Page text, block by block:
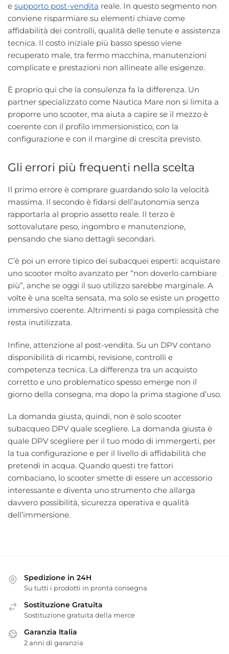
e supporto post-vendita reale. In questo segmento non
conviene risparmiare su elementi chiave come
affidabilità dei controlli, qualità delle tenute e assistenza
tecnica. Il costo iniziale più basso spesso viene
recuperato male, tra fermo macchina, manutenzioni
complicate e prestazioni non allineate alle esigenze.
È proprio qui che la consulenza fa la differenza. Un
partner specializzato come Nautica Mare non si limita a
proporre uno scooter, ma aiuta a capire se il mezzo è
coerente con il profilo immersionistico, con la
configurazione e con il margine di crescita previsto.
Gli errori più frequenti nella scelta
Il primo errore è comprare guardando solo la velocità
massima. Il secondo è fidarsi dell’autonomia senza
rapportarla al proprio assetto reale. Il terzo è
sottovalutare peso, ingombro e manutenzione,
pensando che siano dettagli secondari.
C’è poi un errore tipico dei subacquei esperti: acquistare
uno scooter molto avanzato per “non doverlo cambiare
più”, anche se oggi il suo utilizzo sarebbe marginale. A
volte è una scelta sensata, ma solo se esiste un progetto
immersivo coerente. Altrimenti si paga complessità che
resta inutilizzata.
Infine, attenzione al post-vendita. Su un DPV contano
disponibilità di ricambi, revisione, controlli e
competenza tecnica. La differenza tra un acquisto
corretto e uno problematico spesso emerge non il
giorno della consegna, ma dopo la prima stagione d’uso.
La domanda giusta, quindi, non è solo scooter
subacqueo DPV quale scegliere. La domanda giusta è
quale DPV scegliere per il tuo modo di immergerti, per
la tua configurazione e per il livello di affidabilità che
pretendi in acqua. Quando questi tre fattori
combaciano, lo scooter smette di essere un accessorio
interessante e diventa uno strumento che allarga
davvero possibilità, sicurezza operativa e qualità
dell’immersione.
Spedizione in 24H
Su tutti i prodotti in pronta consegna
Sostituzione Gratuita
Sostituzione gratuita della merce
Garanzia Italia
2 anni di garanzia